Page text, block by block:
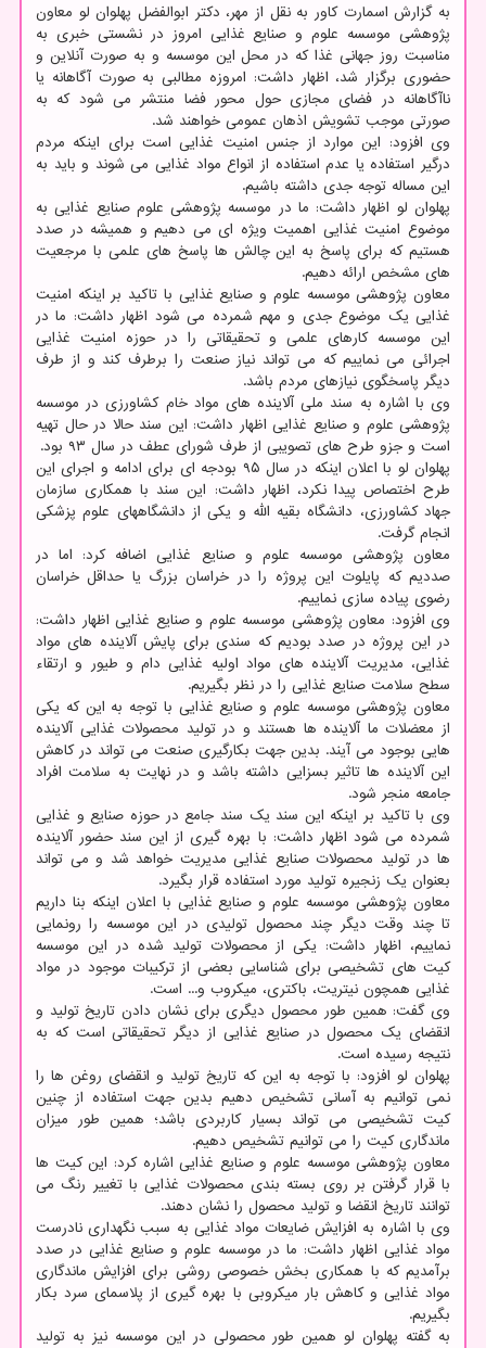
به گزارش اسمارت کاور به نقل از مهر، دکتر ابوالفضل پهلوان لو معاون
پژوهشی موسسه علوم و صنایع غذایی امروز در نشستی خبری به
مناسبت روز جهانی غذا که در محل این موسسه و به صورت آنلاین و
حضوری برگزار شد، اظهار داشت: امروزه مطالبی به صورت آگاهانه یا
ناآگاهانه در فضای مجازی حول محور فضا منتشر می شود که به
صورتی موجب تشویش اذهان عمومی خواهند شد.
وی افزود: این موارد از جنس امنیت غذایی است برای اینکه مردم
درگیر استفاده یا عدم استفاده از انواع مواد غذایی می شوند و باید به
این مساله توجه جدی داشته باشیم.
پهلوان لو اظهار داشت: ما در موسسه پژوهشی علوم صنایع غذایی به
موضوع امنیت غذایی اهمیت ویژه ای می دهیم و همیشه در صدد
هستیم که برای پاسخ به این چالش ها پاسخ های علمی با مرجعیت
های مشخص ارائه دهیم.
معاون پژوهشی موسسه علوم و صنایع غذایی با تاکید بر اینکه امنیت
غذایی یک موضوع جدی و مهم شمرده می شود اظهار داشت: ما در
این موسسه کارهای علمی و تحقیقاتی را در حوزه امنیت غذایی
اجرائی می نماییم که می تواند نیاز صنعت را برطرف کند و از طرف
دیگر پاسخگوی نیازهای مردم باشد.
وی با اشاره به سند ملی آلاینده های مواد خام کشاورزی در موسسه
پژوهشی علوم و صنایع غذایی اظهار داشت: این سند حالا در حال تهیه
است و جزو طرح های تصویبی از طرف شورای عطف در سال ۹۳ بود.
پهلوان لو با اعلان اینکه در سال ۹۵ بودجه ای برای ادامه و اجرای این
طرح اختصاص پیدا نکرد، اظهار داشت: این سند با همکاری سازمان
جهاد کشاورزی، دانشگاه بقیه الله و یکی از دانشگاههای علوم پزشکی
انجام گرفت.
معاون پژوهشی موسسه علوم و صنایع غذایی اضافه کرد: اما در
صددیم که پایلوت این پروژه را در خراسان بزرگ یا حداقل خراسان
رضوی پیاده سازی نماییم.
وی افزود: معاون پژوهشی موسسه علوم و صنایع غذایی اظهار داشت:
در این پروژه در صدد بودیم که سندی برای پایش آلاینده های مواد
غذایی، مدیریت آلاینده های مواد اولیه غذایی دام و طیور و ارتقاء
سطح سلامت صنایع غذایی را در نظر بگیریم.
معاون پژوهشی موسسه علوم و صنایع غذایی با توجه به این که یکی
از معضلات ما آلاینده ها هستند و در تولید محصولات غذایی آلاینده
هایی بوجود می آیند. بدین جهت بکارگیری صنعت می تواند در کاهش
این آلاینده ها تاثیر بسزایی داشته باشد و در نهایت به سلامت افراد
جامعه منجر شود.
وی با تاکید بر اینکه این سند یک سند جامع در حوزه صنایع و غذایی
شمرده می شود اظهار داشت: با بهره گیری از این سند حضور آلاینده
ها در تولید محصولات صنایع غذایی مدیریت خواهد شد و می تواند
بعنوان یک زنجیره تولید مورد استفاده قرار بگیرد.
معاون پژوهشی موسسه علوم و صنایع غذایی با اعلان اینکه بنا داریم
تا چند وقت دیگر چند محصول تولیدی در این موسسه را رونمایی
نماییم، اظهار داشت: یکی از محصولات تولید شده در این موسسه
کیت های تشخیصی برای شناسایی بعضی از ترکیبات موجود در مواد
غذایی همچون نیتریت، باکتری، میکروب و... است.
وی گفت: همین طور محصول دیگری برای نشان دادن تاریخ تولید و
انقضای یک محصول در صنایع غذایی از دیگر تحقیقاتی است که به
نتیجه رسیده است.
پهلوان لو افزود: با توجه به این که تاریخ تولید و انقضای روغن ها را
نمی توانیم به آسانی تشخیص دهیم بدین جهت استفاده از چنین
کیت تشخیصی می تواند بسیار کاربردی باشد؛ همین طور میزان
ماندگاری کیت را می توانیم تشخیص دهیم.
معاون پژوهشی موسسه علوم و صنایع غذایی اشاره کرد: این کیت ها
با قرار گرفتن بر روی بسته بندی محصولات غذایی با تغییر رنگ می
توانند تاریخ انقضا و تولید محصول را نشان دهند.
وی با اشاره به افزایش ضایعات مواد غذایی به سبب نگهداری نادرست
مواد غذایی اظهار داشت: ما در موسسه علوم و صنایع غذایی در صدد
برآمدیم که با همکاری بخش خصوصی روشی برای افزایش ماندگاری
مواد غذایی و کاهش بار میکروبی با بهره گیری از پلاسمای سرد بکار
بگیریم.
به گفته پهلوان لو همین طور محصولی در این موسسه نیز به تولید